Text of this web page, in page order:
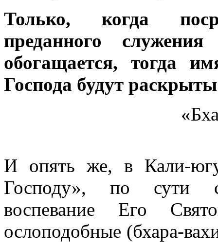
Только, когда
преданного
обогащается, тогда
Господа будут
И опять же, в Кали-
Господу», по сути
воспевание Его
ослоподобные (бхара-